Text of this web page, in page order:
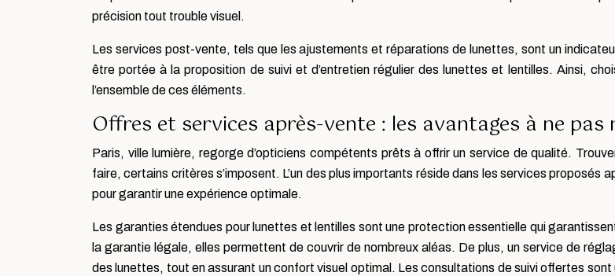
précision tout trouble visuel.
Les services post-vente, tels que les ajustements et réparations de lunettes, sont un
être portée à la proposition de suivi et d’entretien régulier des lunettes et lentilles. Ainsi,
l’ensemble de ces éléments.
Offres et services après-vente : les avantages à ne pas
Paris, ville lumière, regorge d’opticiens compétents prêts à offrir un service de qualité.
faire, certains critères s’imposent. L’un des plus importants réside dans les services proposés
pour garantir une expérience optimale.
Les garanties étendues pour lunettes et lentilles sont une protection essentielle qui
la garantie légale, elles permettent de couvrir de nombreux aléas. De plus, un service de
des lunettes, tout en assurant un confort visuel optimal. Les consultations de suivi offertes